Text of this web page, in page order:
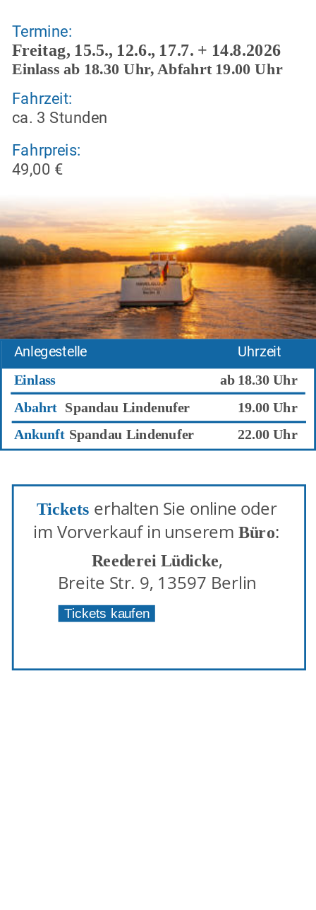
Termine:
Freitag, 15.5., 12.6., 17.7. + 14.8.2026
Einlass ab 18.30 Uhr, Abfahrt 19.00 Uhr
Fahrzeit:
ca. 3 Stunden
Fahrpreis:
49,00 €
Anlegestelle Uhrzeit
Einlass ab 18.30 Uhr
Abahrt Spandau Lindenufer
19.00 Uhr
Ankunft Spandau Lindenufer 22.00 Uhr
Tickets erhalten Sie online oder
im Vorverkauf in unserem Büro:
Reederei Lüdicke,
Breite Str. 9, 13597 Berlin
Tickets kaufen